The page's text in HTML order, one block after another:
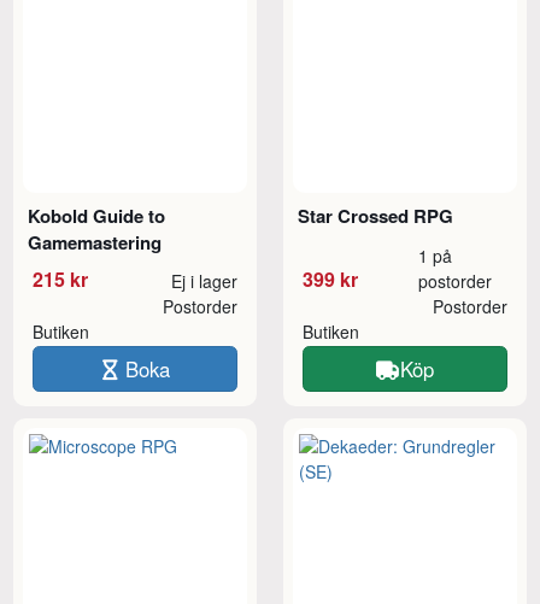
Kobold Guide to
Gamemastering
215 kr Ej i lager
Butiken
Postorder
Boka
Star Crossed RPG
399 kr
1 på
postorder
Butiken
Postorder
Köp